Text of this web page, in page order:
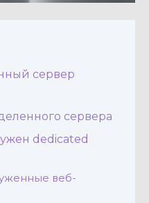
сервер
сервера
dedicated
веб-